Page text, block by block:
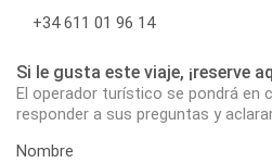
+34 611 01 96 14
Si le gusta este viaje, ¡reserve
El operador turístico se pondrá en
responder a sus preguntas y
Nombre